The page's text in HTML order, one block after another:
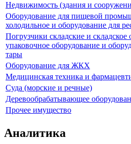
Недвижимость (здания и
Оборудование для пищевой
холодильное и оборудование для
Погрузчики складские и складское
упаковочное оборудование и
тары
Оборудование для ЖКХ
Медицинская техника и
Суда (морские и речные)
Деревообрабатывающее
Прочее имущество
Аналитика